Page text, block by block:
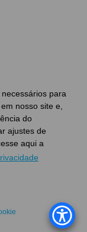
para
nosso site e,
do
ajustes de
aqui a